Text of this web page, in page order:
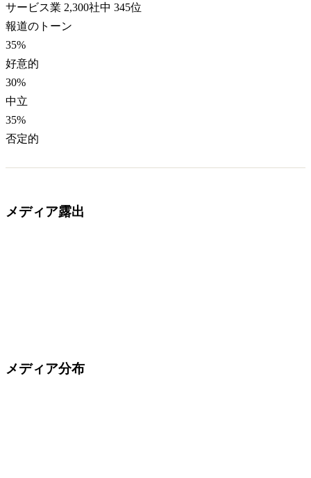
サービス業 2,300社中 345位
報道のトーン
35%
好意的
30%
中立
35%
否定的
メディア露出
メディア分布